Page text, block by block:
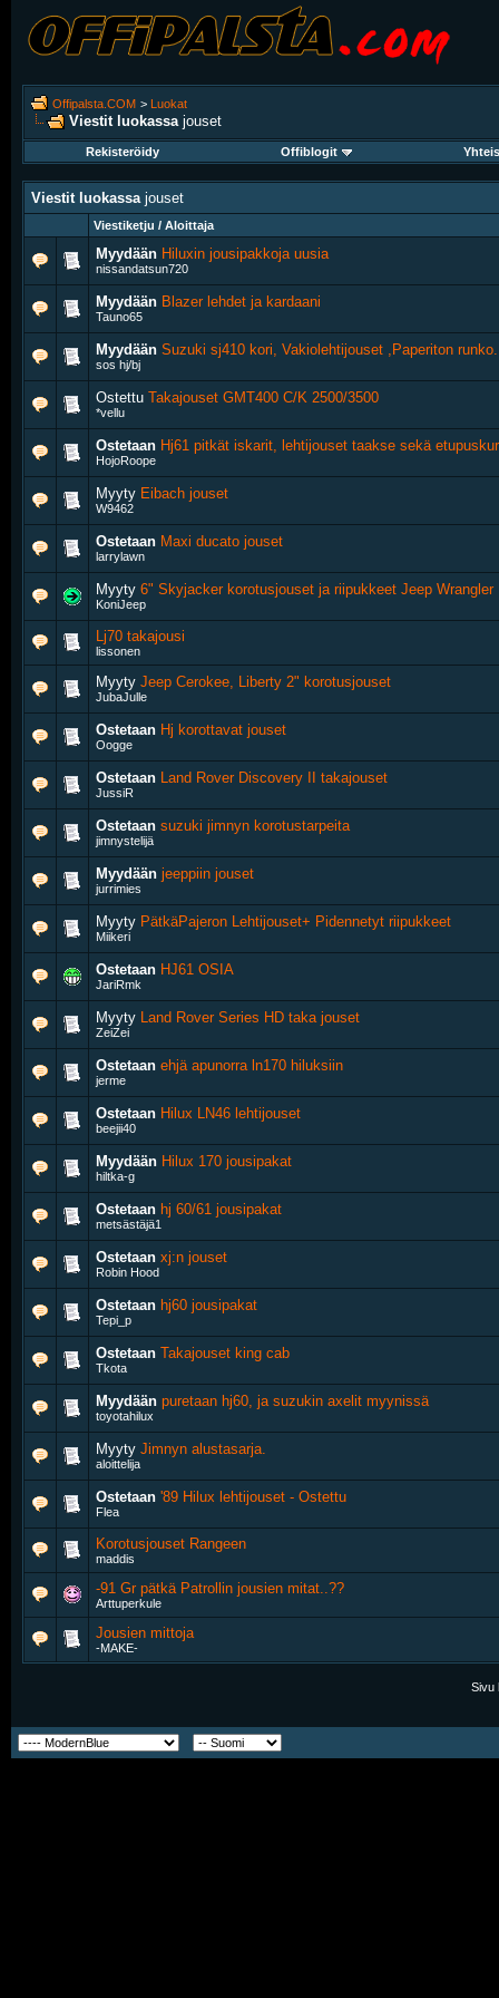
Offipalsta.COM > Luokat
Viestit luokassa jouset
Rekisteröidy Offiblogit
Viestit luokassa jouset
Viestiketju / Aloittaja
Myydään Hiluxin jousipakkoja uusia
nissandatsun720
Myydään Blazer lehdet ja kardaani
Tauno65
Myydään Suzuki sj410 kori, Vakiolehtijouset ,Paperiton runko.
sos hj/bj
Ostettu Takajouset GMT400 C/K 2500/3500
*vellu
Ostetaan Hj61 pitkät iskarit, lehtijouset taakse sekä
HojoRoope
Myyty Eibach jouset
W9462
Ostetaan Maxi ducato jouset
larrylawn
Myyty 6" Skyjacker korotusjouset ja riipukkeet Jeep Wrangler
KoniJeep
Lj70 takajousi
lissonen
Myyty Jeep Cerokee, Liberty 2" korotusjouset
JubaJulle
Ostetaan Hj korottavat jouset
Oogge
Ostetaan Land Rover Discovery II takajouset
JussiR
Ostetaan suzuki jimnyn korotustarpeita
jimnystelijä
Myydään jeeppiin jouset
jurrimies
Myyty PätkäPajeron Lehtijouset+ Pidennetyt riipukkeet
Miikeri
Ostetaan HJ61 OSIA
JariRmk
Myyty Land Rover Series HD taka jouset
ZeiZei
Ostetaan ehjä apunorra ln170 hiluksiin
jerme
Ostetaan Hilux LN46 lehtijouset
beejii40
Myydään Hilux 170 jousipakat
hiltka-g
Ostetaan hj 60/61 jousipakat
metsästäjä1
Ostetaan xj:n jouset
Robin Hood
Ostetaan hj60 jousipakat
Tepi_p
Ostetaan Takajouset king cab
Tkota
Myydään puretaan hj60, ja suzukin axelit myynissä
toyotahilux
Myyty Jimnyn alustasarja.
aloittelija
Ostetaan '89 Hilux lehtijouset - Ostettu
Flea
Korotusjouset Rangeen
maddis
-91 Gr pätkä Patrollin jousien mitat..??
Arttuperkule
Jousien mittoja
-MAKE-
Sivu